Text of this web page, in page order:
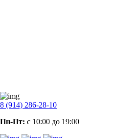
8 (914) 286-28-10
Пн-Пт: с 10:00 до 19:00